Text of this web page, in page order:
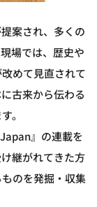
案され、多くの
場では、歴史や
めて見直されて
古来から伝わる
。
』の連載を
継がれてきた方
のを発掘・収集